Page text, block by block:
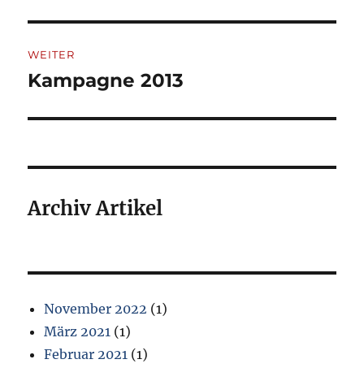
WEITER
Nächster
Kampagne 2013
Archiv Artikel
November 2022 (1)
März 2021 (1)
Februar 2021 (1)